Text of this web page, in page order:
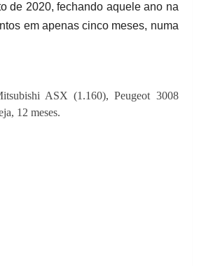
de 2020, fechando aquele ano na
em apenas cinco meses, numa
ASX (1.160), Peugeot 3008
12 meses.